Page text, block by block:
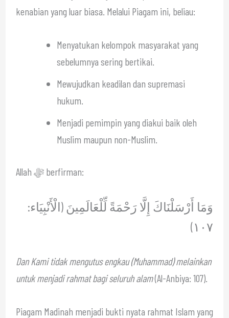
kenabian yang luar biasa. Melalui Piagam ini, beliau:
Menyatukan kelompok masyarakat yang
sebelumnya sering bertikai.
Mewujudkan keadilan dan supremasi
hukum.
Menjadi pemimpin yang diakui baik oleh
Muslim maupun non-Muslim.
Allah ﷻ berfirman:
وَمَا أَرْسَلْنَاكَ إِلَّا رَحْمَةً لِّلْعَالَمِينَ (الْأَنْبِيَاء:
١٠٧)
Dan Kami tidak mengutus engkau (Muhammad) melainkan
untuk menjadi rahmat bagi seluruh alam(Al-Anbiya: 107).
Piagam Madinah menjadi bukti nyata rahmat Islam yang